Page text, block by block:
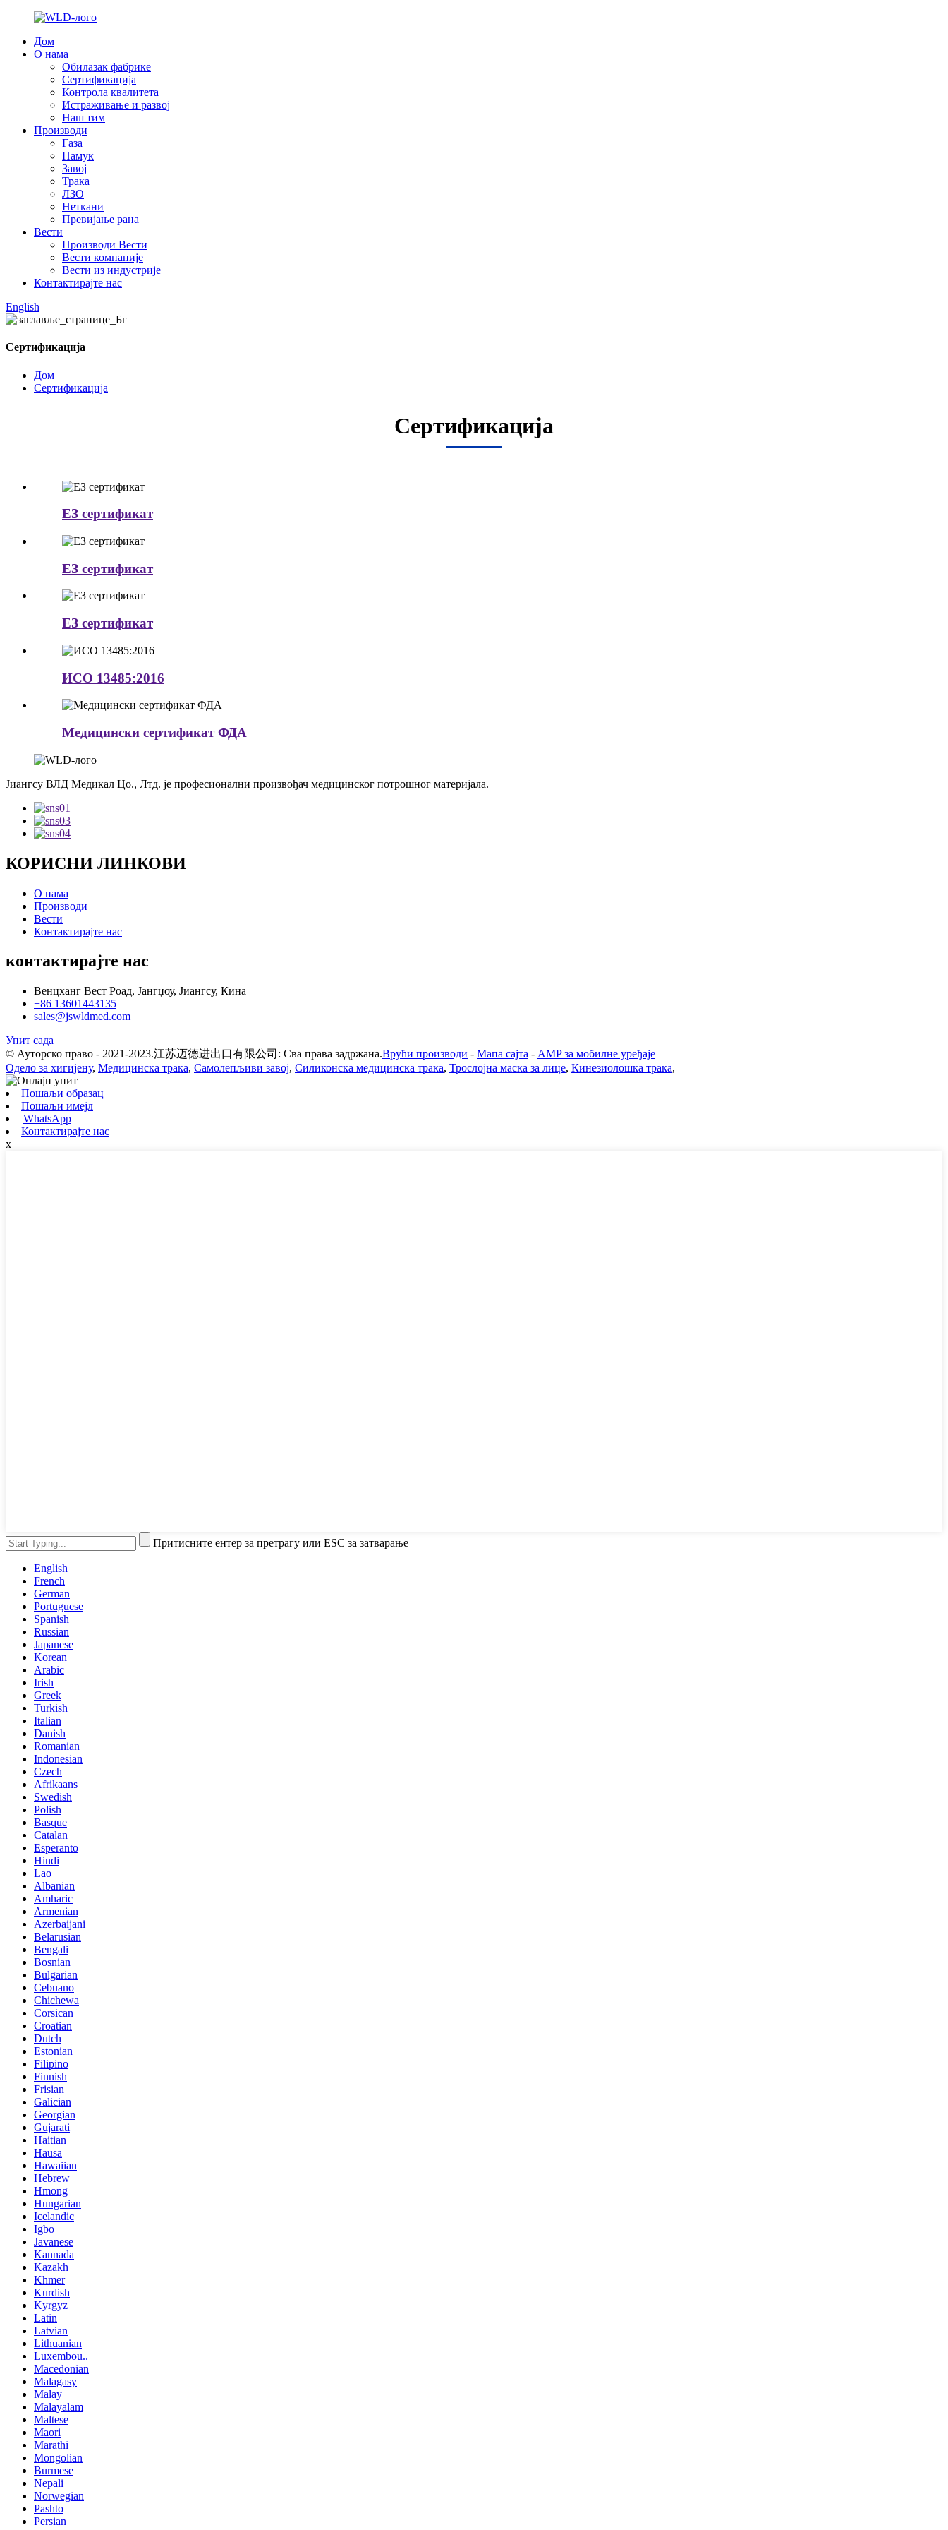
Дом
О нама
Обилазак фабрике
Сертификација
Контрола квалитета
Истраживање и развој
Наш тим
Производи
Газа
Памук
Завој
Трака
ЛЗО
Неткани
Превијање рана
Вести
Производи Вести
Вести компаније
Вести из индустрије
Контактирајте нас
English
Сертификација
Дом
Сертификација
Сертификација
ЕЗ сертификат
ЕЗ сертификат
ЕЗ сертификат
ИСО 13485:2016
Медицински сертификат ФДА
Јиангсу ВЛД Медикал Цо., Лтд. је професионални произвођач медицинског потрошног материјала.
КОРИСНИ ЛИНКОВИ
О нама
Производи
Вести
Контактирајте нас
контактирајте нас
Венцханг Вест Роад, Јангџоу, Јиангсу, Кина
+86 13601443135
sales@jswldmed.com
Упит сада
© Ауторско право - 2021-2023.江苏迈德进出口有限公司: Сва права задржана.Врући производи - Мапа сајта - AMP за мобилне уређаје
Одело за хигијену, Медицинска трака, Самолепљиви завој, Силиконска медицинска трака, Трослојна маска за лице, Кинезиолошка трака,
Пошаљи образац
Пошаљи имејл
WhatsApp
Контактирајте нас
x
Притисните ентер за претрагу или ESC за затварање
English
French
German
Portuguese
Spanish
Russian
Japanese
Korean
Arabic
Irish
Greek
Turkish
Italian
Danish
Romanian
Indonesian
Czech
Afrikaans
Swedish
Polish
Basque
Catalan
Esperanto
Hindi
Lao
Albanian
Amharic
Armenian
Azerbaijani
Belarusian
Bengali
Bosnian
Bulgarian
Cebuano
Chichewa
Corsican
Croatian
Dutch
Estonian
Filipino
Finnish
Frisian
Galician
Georgian
Gujarati
Haitian
Hausa
Hawaiian
Hebrew
Hmong
Hungarian
Icelandic
Igbo
Javanese
Kannada
Kazakh
Khmer
Kurdish
Kyrgyz
Latin
Latvian
Lithuanian
Luxembou..
Macedonian
Malagasy
Malay
Malayalam
Maltese
Maori
Marathi
Mongolian
Burmese
Nepali
Norwegian
Pashto
Persian